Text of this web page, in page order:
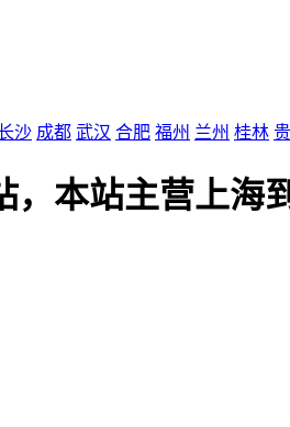
沙 成都 武汉 合肥 福州 兰州 桂林
本站主营上海